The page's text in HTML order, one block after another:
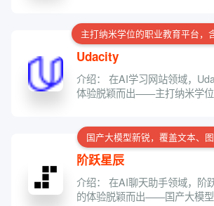
主打纳米学位的职业教育平台，
Udacity
介绍： 在AI学习网站领域，
体验脱颖而出——主打纳米学
国产大模型新锐，覆盖文本、
阶跃星辰
介绍： 在AI聊天助手领域，阶
的体验脱颖而出——国产大模